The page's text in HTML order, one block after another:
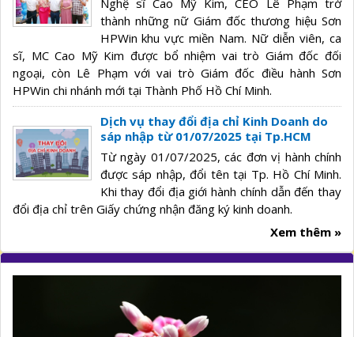
Nghệ sĩ Cao Mỹ Kim, CEO Lê Phạm trở
thành những nữ Giám đốc thương hiệu Sơn
HPWin khu vực miền Nam. Nữ diễn viên, ca
sĩ, MC Cao Mỹ Kim được bổ nhiệm vai trò Giám đốc đối
ngoại, còn Lê Phạm với vai trò Giám đốc điều hành Sơn
HPWin chi nhánh mới tại Thành Phố Hồ Chí Minh.
Dịch vụ thay đổi địa chỉ Kinh Doanh do
sáp nhập từ 01/07/2025 tại Tp.HCM
Từ ngày 01/07/2025, các đơn vị hành chính
được sáp nhập, đổi tên tại Tp. Hồ Chí Minh.
Khi thay đổi địa giới hành chính dẫn đến thay
đổi địa chỉ trên Giấy chứng nhận đăng ký kinh doanh.
Xem thêm »